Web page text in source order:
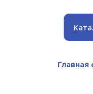
Главная